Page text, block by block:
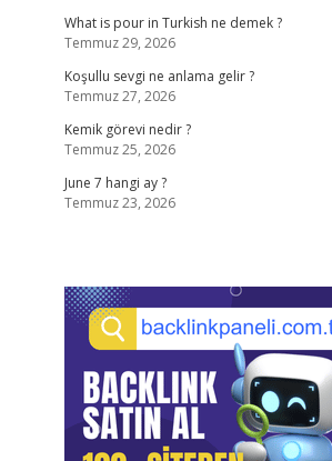
What is pour in Turkish ne demek ?
Temmuz 29, 2026
Koşullu sevgi ne anlama gelir ?
Temmuz 27, 2026
Kemik görevi nedir ?
Temmuz 25, 2026
June 7 hangi ay ?
Temmuz 23, 2026